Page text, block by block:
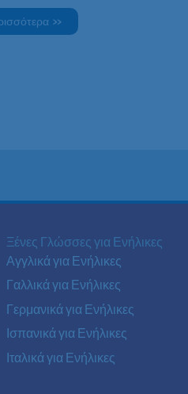
»
Ξένες Γλώσσες για Ενήλικες
Αγγλικά για Ενήλικες
Γαλλικά για Ενήλικες
Γερμανικά για Ενήλικες
Ισπανικά για Ενήλικες
Ιταλικά για Ενήλικες